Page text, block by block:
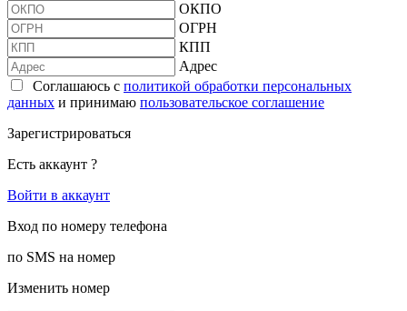
ОКПО
ОГРН
КПП
Адрес
Соглашаюсь с политикой обработки персональных
данных и принимаю пользовательское соглашение
Зарегистрироваться
Есть аккаунт ?
Войти в аккаунт
Вход по номеру телефона
по SMS на номер
Изменить номер